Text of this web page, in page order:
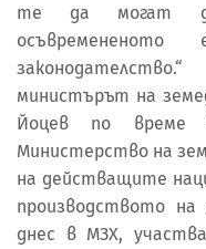
те да могат
осъвремененото
министърът на
Йоцев по време
Министерство на
на действащите
производството
днес в МЗХ,